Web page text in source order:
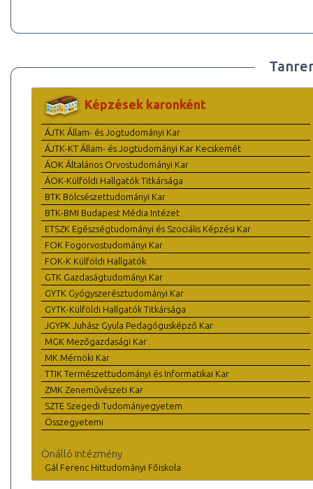
Képzések karonként
ÁJTK Állam- és Jogtudományi Kar
ÁJTK-KT Állam- és Jogtudományi Kar Kecskemét
ÁOK Általános Orvostudományi Kar
ÁOK-Külföldi Hallgatók Titkársága
BTK Bölcsészettudományi Kar
BTK-BMI Budapest Média Intézet
ETSZK Egészségtudományi és Szociális Képzési Kar
FOK Fogorvostudományi Kar
FOK-K Külföldi Hallgatók
GTK Gazdaságtudományi Kar
GYTK Gyógyszerésztudományi Kar
GYTK-Külföldi Hallgatók Titkársága
JGYPK Juhász Gyula Pedagógusképző Kar
MGK Mezőgazdasági Kar
MK Mérnöki Kar
TTIK Természettudományi és Informatikai Kar
ZMK Zeneművészeti Kar
SZTE Szegedi Tudományegyetem
Összegyetemi
Önálló intézmény
Gál Ferenc Hittudományi Főiskola